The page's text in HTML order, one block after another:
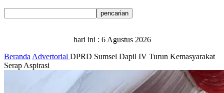
hari ini : 6 Agustus 2026
Beranda Advertorial DPRD Sumsel Dapil IV Turun Kemasyarakat
Serap Aspirasi